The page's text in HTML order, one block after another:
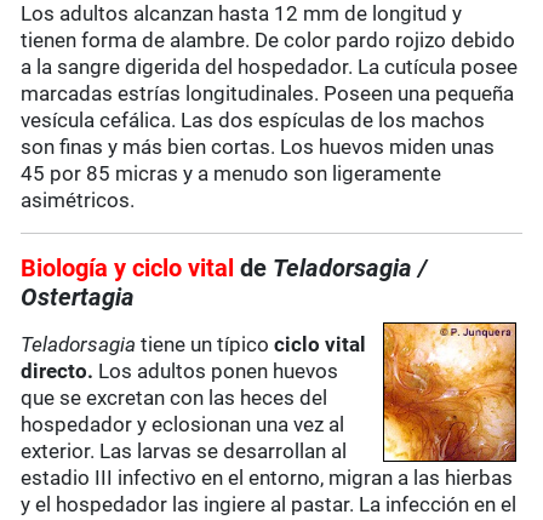
Los adultos alcanzan hasta 12 mm de longitud y
tienen forma de alambre. De color pardo rojizo debido
a la sangre digerida del hospedador. La cutícula posee
marcadas estrías longitudinales. Poseen una pequeña
vesícula cefálica. Las dos espículas de los machos
son finas y más bien cortas. Los huevos miden unas
45 por 85 micras y a menudo son ligeramente
asimétricos.
Biología y ciclo vital de Teladorsagia/
Ostertagia
Teladorsagia tiene un típicociclo vital
directo. Los adultos ponen huevos
que se excretan con las heces del
hospedador y eclosionan una vez al
exterior. Las larvas se desarrollan al
estadio III infectivo en el entorno, migran a las hierbas
y el hospedador las ingiere al pastar. La infección en el